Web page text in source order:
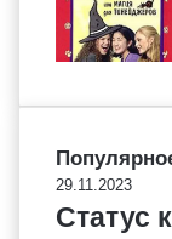
29.11.2023
Статус